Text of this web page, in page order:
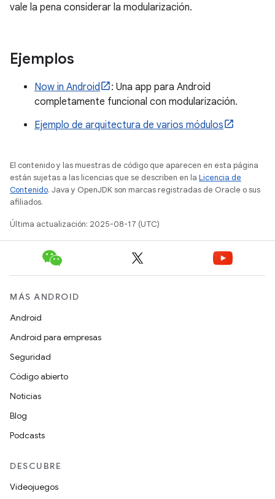
vale la pena considerar la modularización.
Ejemplos
Now in Android
: Una app para Android
completamente funcional con modularización.
Ejemplo de arquitectura de varios módulos
El contenido y las muestras de código que aparecen en esta página
están sujetas a las licencias que se describen en la Licencia de
Contenido. Java y OpenJDK son marcas registradas de Oracle o sus
afiliados.
Última actualización: 2025-08-17 (UTC)
MÁS ANDROID
Android
Android para empresas
Seguridad
Código abierto
Noticias
Blog
Podcasts
DESCUBRE
Videojuegos